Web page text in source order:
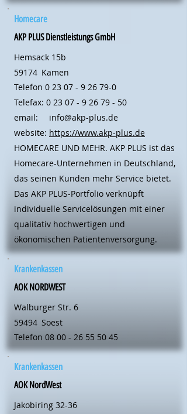
Homecare
AKP PLUS Dienstleistungs GmbH
Hemsack 15b
59174 Kamen
Telefon 0 23 07 - 9 26 79-0
Telefax: 0 23 07 - 9 26 79 - 50
email:
website:
info@akp-plus.de
https://www.akp-plus.de
HOMECARE UND MEHR. AKP PLUS ist das
Homecare-Unternehmen in Deutschland,
das seinen Kunden mehr Service bietet.
Das AKP PLUS-Portfolio verknüpft
individuelle Servicelösungen mit einer
qualitativ hochwertigen und
ökonomischen Patientenversorgung.
Krankenkassen
AOK NORDWEST
Walburger Str. 6
59494 Soest
Telefon 08 00 - 26 55 50 45
Krankenkassen
AOK NordWest
Jakobiring 32-36